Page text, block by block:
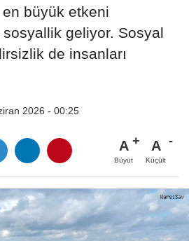
en büyük etkeni
geliyor. Sosyal
de insanları
2026 - 00:25
A
Büyüt
A
Küçült